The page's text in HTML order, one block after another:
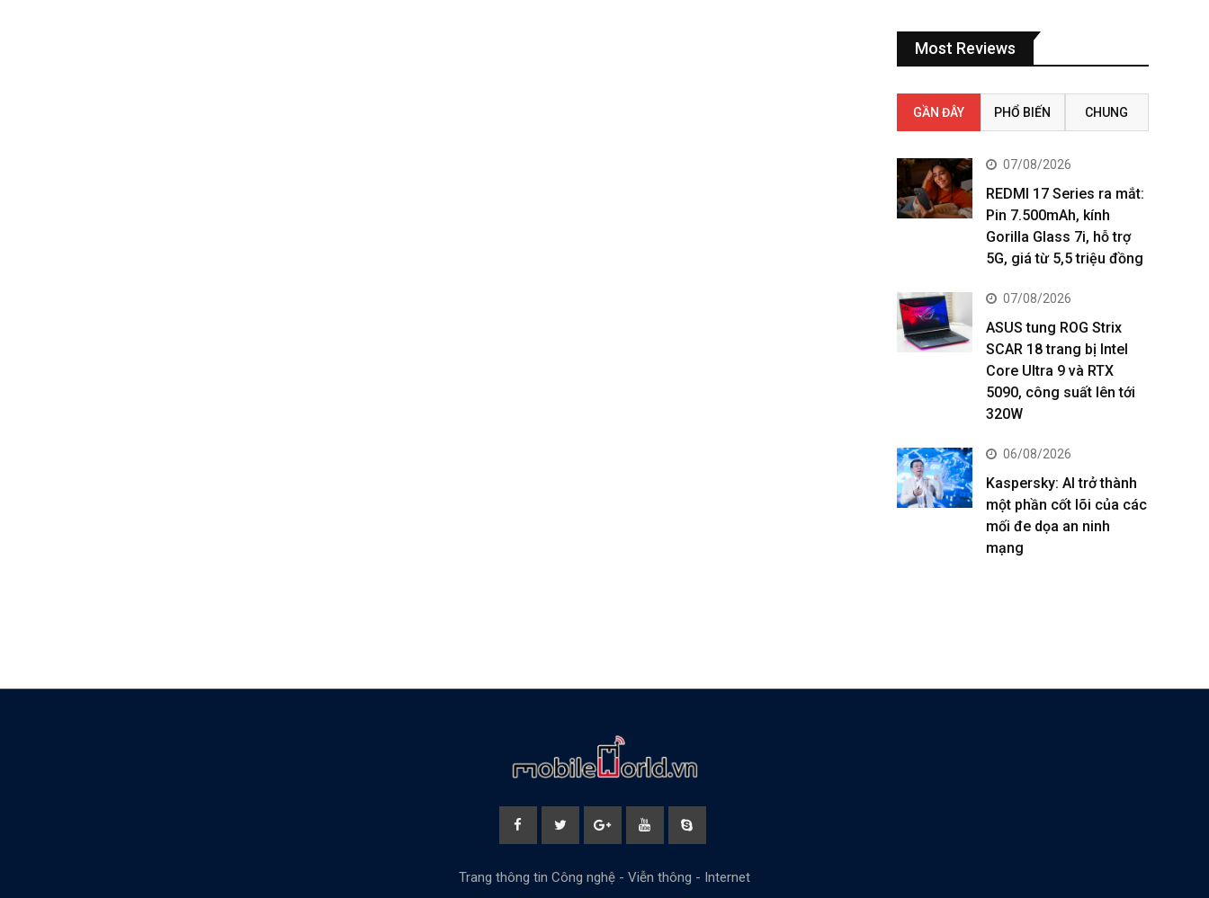
Most Reviews
GẦN ĐÂY PHỔ BIẾN CHUNG
07/08/2026
REDMI 17 Series ra mắt:
Pin 7.500mAh, kính
Gorilla Glass 7i, hỗ trợ
5G, giá từ 5,5 triệu đồng
07/08/2026
ASUS tung ROG Strix
SCAR 18 trang bị Intel
Core Ultra 9 và RTX
5090, công suất lên tới
320W
06/08/2026
Kaspersky: AI trở thành
một phần cốt lõi của các
mối đe dọa an ninh
mạng
Trang thông tin Công nghệ - Viễn thông - Internet